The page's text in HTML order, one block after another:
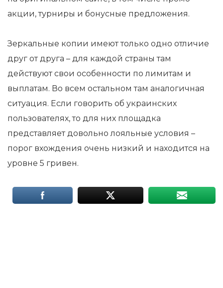
акции, турниры и бонусные предложения.
Зеркальные копии имеют только одно отличие
друг от друга – для каждой страны там
действуют свои особенности по лимитам и
выплатам. Во всем остальном там аналогичная
ситуация. Если говорить об украинских
пользователях, то для них площадка
представляет довольно лояльные условия –
порог вхождения очень низкий и находится на
уровне 5 гривен.